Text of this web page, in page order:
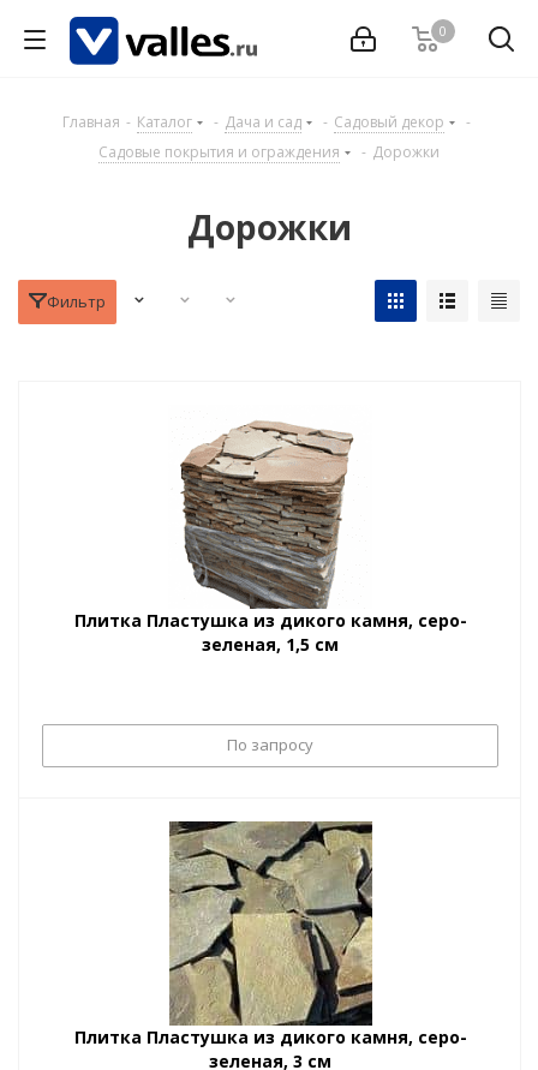
0
Главная - Каталог - Дача и сад - Садовый декор
-
Садовые покрытия и ограждения
- Дорожки
Дорожки
Фильтр
Плитка Пластушка из дикого камня, серо-
зеленая, 1,5 см
По запросу
Плитка Пластушка из дикого камня, серо-
зеленая, 3 см